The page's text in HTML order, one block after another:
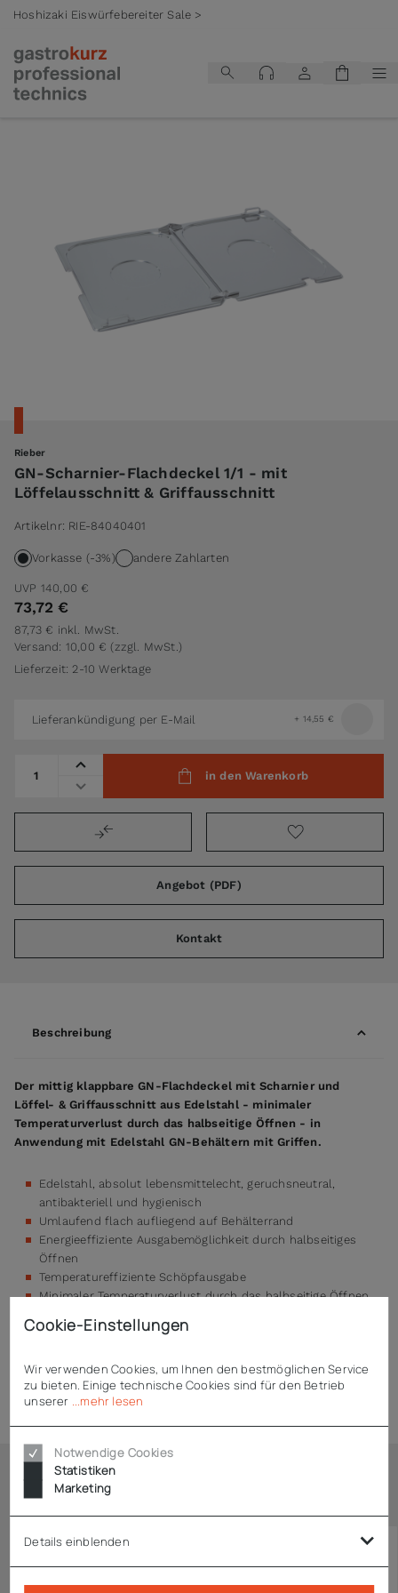
Hoshizaki Eiswürfebereiter Sale >
Rieber
GN-Scharnier-Flachdeckel 1/1 - mit
Löffelausschnitt & Griffausschnitt
Artikelnr: RIE-84040401
Vorkasse (-3%) andere Zahlarten
UVP 140,00 €
73,72 €
87,73 € inkl. MwSt.
Versand: 10,00 € (zzgl. MwSt.)
Lieferzeit: 2-10 Werktage
Lieferankündigung per E-Mail + 14,55 €
in den Warenkorb
Angebot (PDF)
Kontakt
Beschreibung
Der mittig klappbare GN-Flachdeckel mit Scharnier und
Löffel- & Griffausschnitt aus Edelstahl - minimaler
Temperaturverlust durch das halbseitige Öffnen - in
Anwendung mit Edelstahl GN-Behältern mit Griffen.
Edelstahl, absolut lebensmittelecht, geruchsneutral,
antibakteriell und hygienisch
Umlaufend flach aufliegend auf Behälterrand
Energieeffiziente Ausgabemöglichkeit durch halbseitiges
Öffnen
Temperatureffiziente Schöpfausgabe
Minimaler Temperaturverlust durch das halbseitige Öffnen
Technische Daten
Ähnliche Artikel
Cookie-Einstellungen
Wir verwenden Cookies, um Ihnen den bestmöglichen Service
zu bieten. Einige technische Cookies sind für den Betrieb
unserer
...mehr lesen
Notwendige Cookies
Statistiken
Marketing
Details einblenden